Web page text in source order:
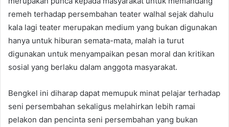
remeh terhadap persembahan teater walhal sejak dahulu
kala lagi teater merupakan medium yang bukan digunakan
hanya untuk hiburan semata-mata, malah ia turut
digunakan untuk menyampaikan pesan moral dan kritikan
sosial yang berlaku dalam anggota masyarakat.
Bengkel ini diharap dapat memupuk minat pelajar terhadap
seni persembahan sekaligus melahirkan lebih ramai
pelakon dan pencinta seni persembahan yang bukan